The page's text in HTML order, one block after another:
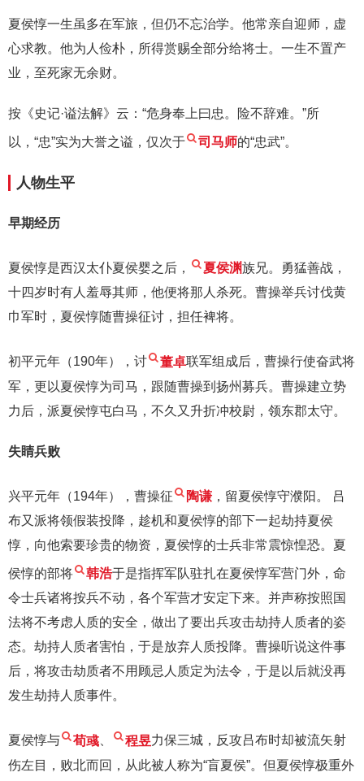
夏侯惇一生虽多在军旅，但仍不忘治学。他常亲自迎师，虚
心求教。他为人俭朴，所得赏赐全部分给将士。一生不置产
业，至死家无余财。
按《史记·谥法解》云：“危身奉上曰忠。险不辞难。”所
以，“忠”实为大誉之谥，仅次于 司马师的“忠武”。
人物生平
早期经历
夏侯惇是西汉太仆夏侯婴之后， 夏侯渊族兄。勇猛善战，
十四岁时有人羞辱其师，他便将那人杀死。曹操举兵讨伐黄
巾军时，夏侯惇随曹操征讨，担任裨将。
初平元年（190年），讨 董卓联军组成后，曹操行使奋武将
军，更以夏侯惇为司马，跟随曹操到扬州募兵。曹操建立势
力后，派夏侯惇屯白马，不久又升折冲校尉，领东郡太守。
失睛兵败
兴平元年（194年），曹操征 陶谦 ，留夏侯惇守濮阳。 吕
布又派将领假装投降，趁机和夏侯惇的部下一起劫持夏侯
惇，向他索要珍贵的物资，夏侯惇的士兵非常震惊惶恐。夏
侯惇的部将 韩浩于是指挥军队驻扎在夏侯惇军营门外，命
令士兵诸将按兵不动，各个军营才安定下来。并声称按照国
法将不考虑人质的安全，做出了要出兵攻击劫持人质者的姿
态。劫持人质者害怕，于是放弃人质投降。曹操听说这件事
后，将攻击劫质者不用顾忌人质定为法令，于是以后就没再
发生劫持人质事件。
夏侯惇与 荀彧、 程昱力保三城，反攻吕布时却被流矢射
伤左目，败北而回，从此被人称为“盲夏侯”。但夏侯惇极重外